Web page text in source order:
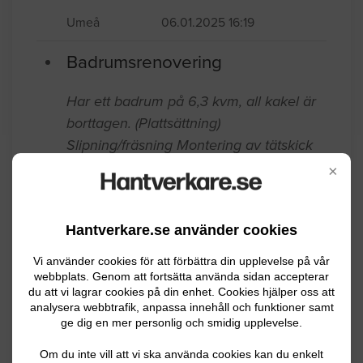
×
Hantverkare.se använder cookies
Vi använder cookies för att förbättra din upplevelse på vår
webbplats. Genom att fortsätta använda sidan accepterar
du att vi lagrar cookies på din enhet. Cookies hjälper oss att
analysera webbtrafik, anpassa innehåll och funktioner samt
ge dig en mer personlig och smidig upplevelse.
Om du inte vill att vi ska använda cookies kan du enkelt
Umeå 06.01.2025 16:19
Badrumsrenovering
Har ett badrum på 6,3 kvm, all kakel är
borttagen. (Plattsättning)
Slipning/fräsning Montering av tätskick
plattor) Kuvert fall på avloppet. (Vvs
/Justering Avlopp + Brunn Och gjuta
igen.
Umeå 10.08.2024 19:37
Badrumsrenovering